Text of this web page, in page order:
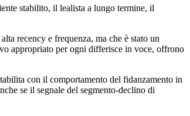
stabilito, il lealista a lungo termine, il
recency e frequenza, ma che è stato un
appropriato per ogni differisce in voce, offrono
con il comportamento del fidanzamento in
se il segnale del segmento-declino di